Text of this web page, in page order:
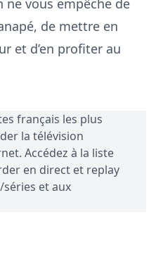
vous empêche de
de mettre en
et d’en profiter au
français les plus
la télévision
Accédez à la liste
en direct et replay
séries et aux